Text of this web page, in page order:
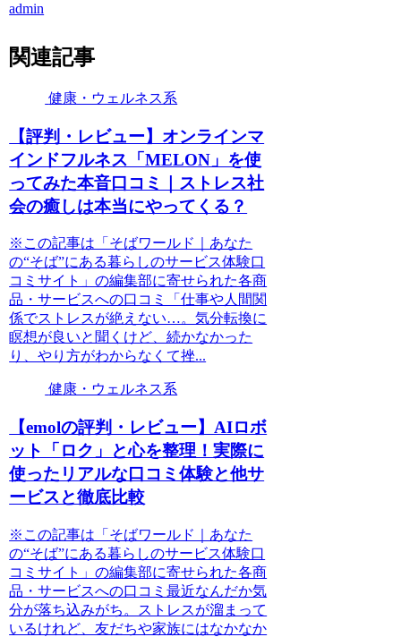
admin
関連記事
健康・ウェルネス系
【評判・レビュー】オンラインマ
インドフルネス「MELON」を使
ってみた本音口コミ｜ストレス社
会の癒しは本当にやってくる？
※この記事は「そばワールド｜あなた
の“そば”にある暮らしのサービス体験口
コミサイト」の編集部に寄せられた各商
品・サービスへの口コミ「仕事や人間関
係でストレスが絶えない…。気分転換に
瞑想が良いと聞くけど、続かなかった
り、やり方がわからなくて挫...
健康・ウェルネス系
【emolの評判・レビュー】AIロボ
ット「ロク」と心を整理！実際に
使ったリアルな口コミ体験と他サ
ービスと徹底比較
※この記事は「そばワールド｜あなた
の“そば”にある暮らしのサービス体験口
コミサイト」の編集部に寄せられた各商
品・サービスへの口コミ最近なんだか気
分が落ち込みがち。ストレスが溜まって
いるけれど、友だちや家族にはなかなか